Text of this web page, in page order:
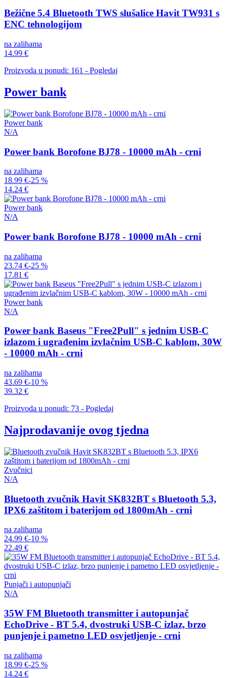
Bežične 5.4 Bluetooth TWS slušalice Havit TW931 s
ENC tehnologijom
na zalihama
14.99 €
Proizvoda u ponudi: 161 - Pogledaj
Power bank
Power bank
N/A
Power bank Borofone BJ78 - 10000 mAh - crni
na zalihama
18.99 €-25 %
14.24 €
Power bank
N/A
Power bank Borofone BJ78 - 10000 mAh - crni
na zalihama
23.74 €-25 %
17.81 €
Power bank
N/A
Power bank Baseus "Free2Pull" s jednim USB-C
izlazom i ugrađenim izvlačnim USB-C kablom, 30W
- 10000 mAh - crni
na zalihama
43.69 €-10 %
39.32 €
Proizvoda u ponudi: 73 - Pogledaj
Najprodavanije ovog tjedna
Zvučnici
N/A
Bluetooth zvučnik Havit SK832BT s Bluetooth 5.3,
IPX6 zaštitom i baterijom od 1800mAh - crni
na zalihama
24.99 €-10 %
22.49 €
Punjači i autopunjači
N/A
35W FM Bluetooth transmitter i autopunjač
EchoDrive - BT 5.4, dvostruki USB-C izlaz, brzo
punjenje i pametno LED osvjetljenje - crni
na zalihama
18.99 €-25 %
14.24 €